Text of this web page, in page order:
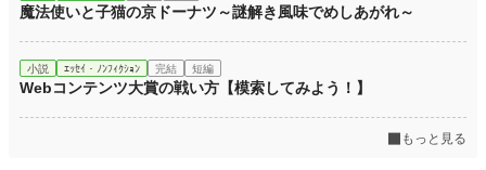
魔法使いと子猫の京ドーナツ～謎解き風味でめしあがれ～
小説 ｴｯｾｲ・ﾉﾝﾌｨｸｼｮﾝ 完結 短編
Webコンテンツ大賞の戦い方【模索してみよう！】
もっと見る